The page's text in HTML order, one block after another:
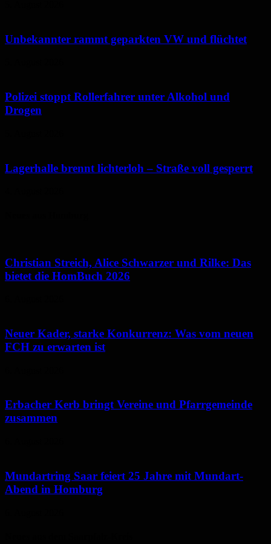
Unbekannter rammt geparkten VW und flüchtet
Polizei stoppt Rollerfahrer unter Alkohol und
Drogen
Lagerhalle brennt lichterloh – Straße voll gesperrt
Christian Streich, Alice Schwarzer und Rilke: Das
bietet die HomBuch 2026
Neuer Kader, starke Konkurrenz: Was vom neuen
FCH zu erwarten ist
Erbacher Kerb bringt Vereine und Pfarrgemeinde
zusammen
Mundartring Saar feiert 25 Jahre mit Mundart-
Abend in Homburg